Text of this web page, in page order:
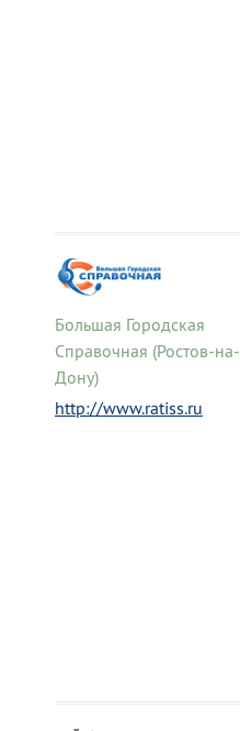
Большая Городская
Справочная (Ростов-на-
Дону)
http://www.ratiss.ru